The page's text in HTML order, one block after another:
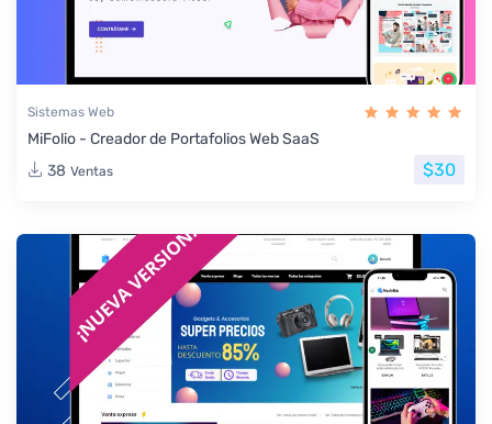
Sistemas Web
MiFolio - Creador de Portafolios Web SaaS
38 Ventas $30